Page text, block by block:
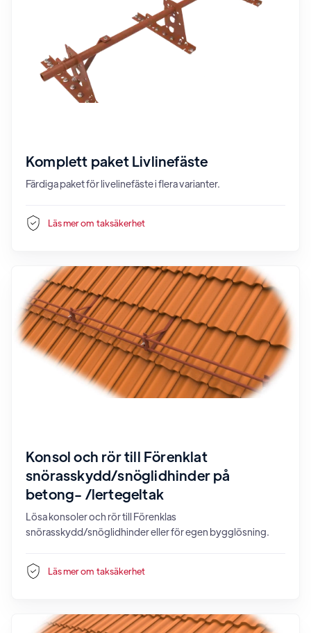
Komplett paket Livlinefäste
Färdiga paket för livelinefäste i flera varianter.
Läs mer om taksäkerhet
Konsol och rör till Förenklat
snörasskydd/snöglidhinder på
betong- /lertegeltak
Lösa konsoler och rör till Förenklas
snörasskydd/snöglidhinder eller för egen bygglösning.
Läs mer om taksäkerhet